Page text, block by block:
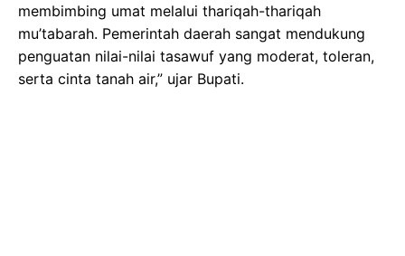
membimbing umat melalui thariqah-thariqah
mu’tabarah. Pemerintah daerah sangat mendukung
penguatan nilai-nilai tasawuf yang moderat, toleran,
serta cinta tanah air,” ujar Bupati.